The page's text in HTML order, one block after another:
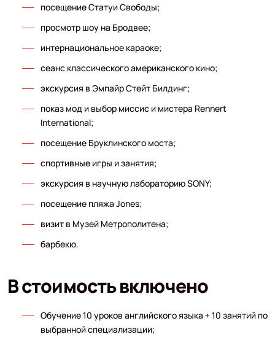
посещение Статуи Свободы;
просмотр шоу на Бродвее;
интернациональное караоке;
сеанс классического американского кино;
экскурсия в Эмпайр Стейт Билдинг;
показ мод и выбор миссис и мистера Rennert
International;
посещение Бруклинского моста;
спортивные игры и занятия;
экскурсия в научную лабораторию SONY;
посещение пляжа Jones;
визит в Музей Метрополитена;
барбекю.
В стоимость включено
Обучение 10 уроков английского языка + 10 занятий по
выбранной специализации;